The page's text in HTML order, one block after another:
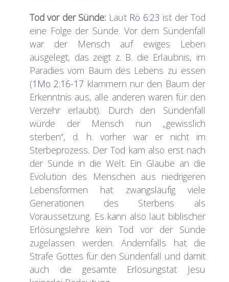
Tod vor der Sünde: Laut Rö 6:23 ist der Tod
eine Folge der Sünde. Vor dem Sündenfall
war der Mensch auf ewiges Leben
ausgelegt, das zeigt z. B. die Erlaubnis, im
Paradies vom Baum des Lebens zu essen
(1Mo 2:16-17 klammern nur den Baum der
Erkenntnis aus, alle anderen waren für den
Verzehr erlaubt). Durch den Sündenfall
würde der Mensch nun „gewisslich
sterben“, d. h. vorher war er nicht im
Sterbeprozess. Der Tod kam also erst nach
der Sünde in die Welt. Ein Glaube an die
Evolution des Menschen aus niedrigeren
Lebensformen hat zwangsläufig viele
Generationen des Sterbens als
Voraussetzung. Es kann also laut biblischer
Erlösungslehre kein Tod vor der Sünde
zugelassen werden. Andernfalls hat die
Strafe Gottes für den Sündenfall und damit
auch die gesamte Erlösungstat Jesu